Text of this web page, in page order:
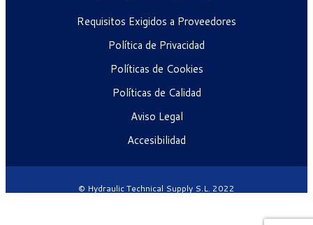
Requisitos Exigidos a Proveedores
Política de Privacidad
Políticas de Cookies
Políticas de Calidad
Aviso Legal
Accesibilidad
© Hydraulic Technical Supply S.L. 2022